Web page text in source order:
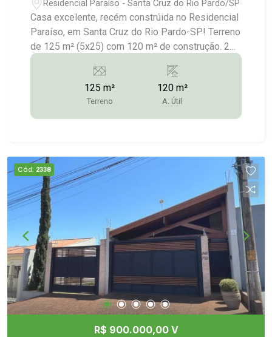
Residencial Paraíso - Santa Cruz do Rio Pardo/SP
Casa excelente, recém constrúida no Residencial
Paraíso, em Santa Cruz do Rio Pardo-SP! Terreno
de 125 m² (5x25) com 120 m² de construção. 2
dormitórios (1 suíte) Sala Cozinha Banheiro
social Lavanderia coberta Garagem para 2 carros
Mais informações: (14) 3372-2528 / (14) 99743-
9789 (vendas)
125 m²
Terreno
120 m²
A. Útil
Cód. 2338
R$ 900.000,00 V